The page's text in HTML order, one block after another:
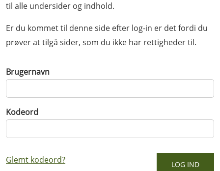
til alle undersider og indhold.
Er du kommet til denne side efter log-in er det fordi du
prøver at tilgå sider, som du ikke har rettigheder til.
Brugernavn
Kodeord
Glemt kodeord?